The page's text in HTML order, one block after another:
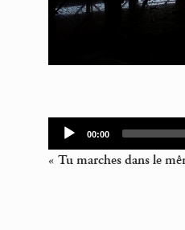
Audio
Player
Current
00:00
« Tu marches dans le